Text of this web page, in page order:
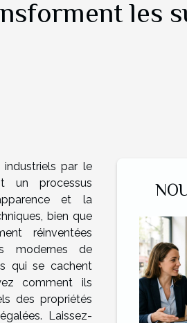
les
par le
un processus
et la
bien que
réinventées
modernes de
qui se cachent
comment ils
des propriétés
Laissez-